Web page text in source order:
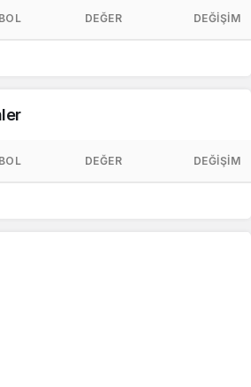
DEĞER DEĞIŞIM
DEĞER DEĞIŞIM